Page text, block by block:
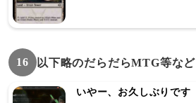
16 以下略のだらだらMTG等など
いやー、お久しぶりです